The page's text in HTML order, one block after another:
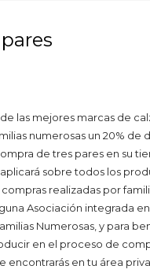
las mejores marcas de
numerosas un 20% de
de tres pares en su
sobre todos los
realizadas por
Asociación integrada
Numerosas, y para
en el proceso de
encontrarás en tu área